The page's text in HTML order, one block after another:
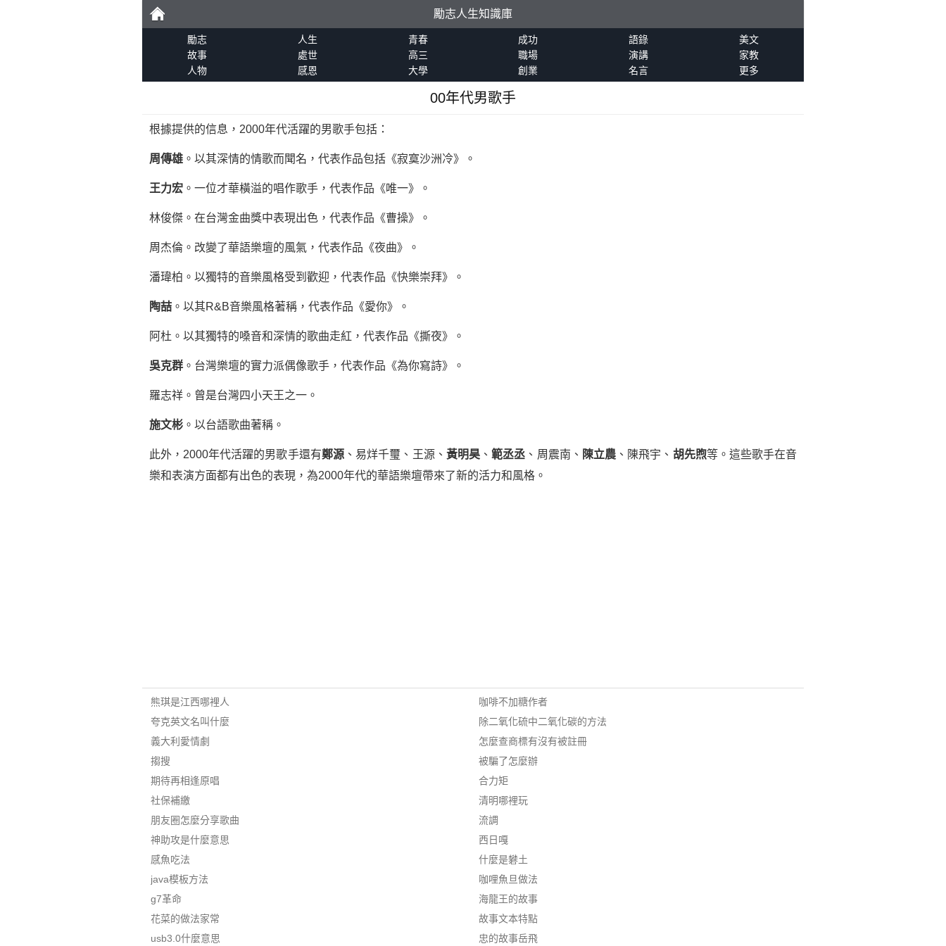
勵
勵志人生知識庫
勵志 人生 青春 成功 語錄
美文
故事
處世 高三 職場 演講
家教
人物
感恩 大學 創業 名言 更多
00年代男歌手
根據提供的信息，2000年代活躍的男歌手包括：
周傳雄。以其深情的情歌而聞名，代表作品包括《寂寞沙洲冷》。
王力宏。一位才華橫溢的唱作歌手，代表作品《唯一》。
林俊傑。在台灣金曲獎中表現出色，代表作品《曹操》。
周杰倫。改變了華語樂壇的風氣，代表作品《夜曲》。
潘瑋柏。以獨特的音樂風格受到歡迎，代表作品《快樂崇拜》。
陶喆。以其R&B音樂風格著稱，代表作品《愛你》。
阿杜。以其獨特的嗓音和深情的歌曲走紅，代表作品《撕夜》。
吳克群。台灣樂壇的實力派偶像歌手，代表作品《為你寫詩》。
羅志祥。曾是台灣四小天王之一。
施文彬。以台語歌曲著稱。
此外，2000年代活躍的男歌手還有鄭源 、易烊千璽、王源、 黃明昊 、範丞丞 、周震南、 陳立農 、陳飛宇、 胡先煦等。這些歌手在音
樂和表演方面都有出色的表現，為2000年代的華語樂壇帶來了新的活力和風格。
熊琪是江西哪裡人
夸克英文名叫什麼
義大利愛情劇
搊搜
期待再相逢原唱
社保補繳
朋友圈怎麼分享歌曲
神助攻是什麼意思
感魚吃法
java模板方法
g7革命
花菜的做法家常
usb3.0什麼意思
咖啡不加糖作者
除二氧化硫中二氧化碳的方法
怎麼查商標有沒有被註冊
被騙了怎麼辦
合力矩
清明哪裡玩
流調
西日嘎
什麼是礬土
咖哩魚旦做法
海龍王的故事
故事文本特點
忠的故事岳飛